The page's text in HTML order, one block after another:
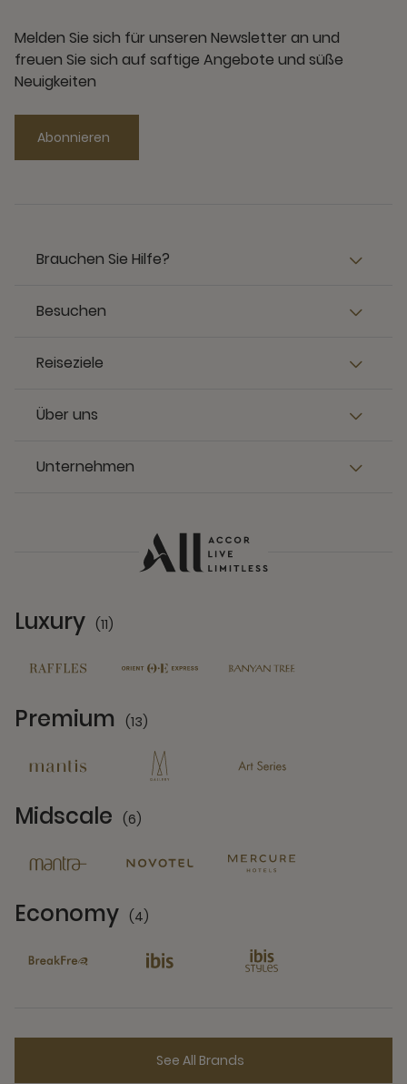
Melden Sie sich für unseren Newsletter an und
freuen Sie sich auf saftige Angebote und süße
Neuigkeiten
Abonnieren
Brauchen Sie Hilfe?
Besuchen
Reiseziele
Über uns
Unternehmen
Luxury (11)
Premium (13)
Midscale (6)
Economy (4)
See All Brands